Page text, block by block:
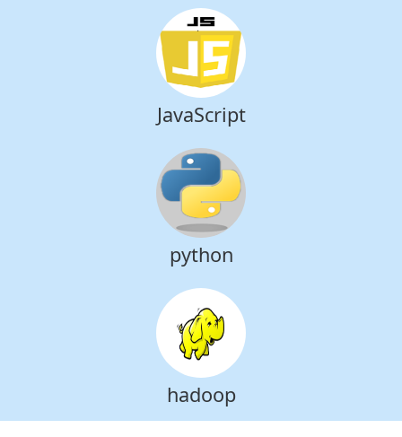
JavaScript
python
hadoop